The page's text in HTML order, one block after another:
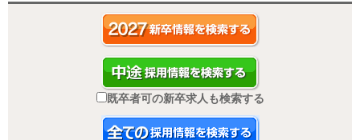
既卒者可の新卒求人も検索する